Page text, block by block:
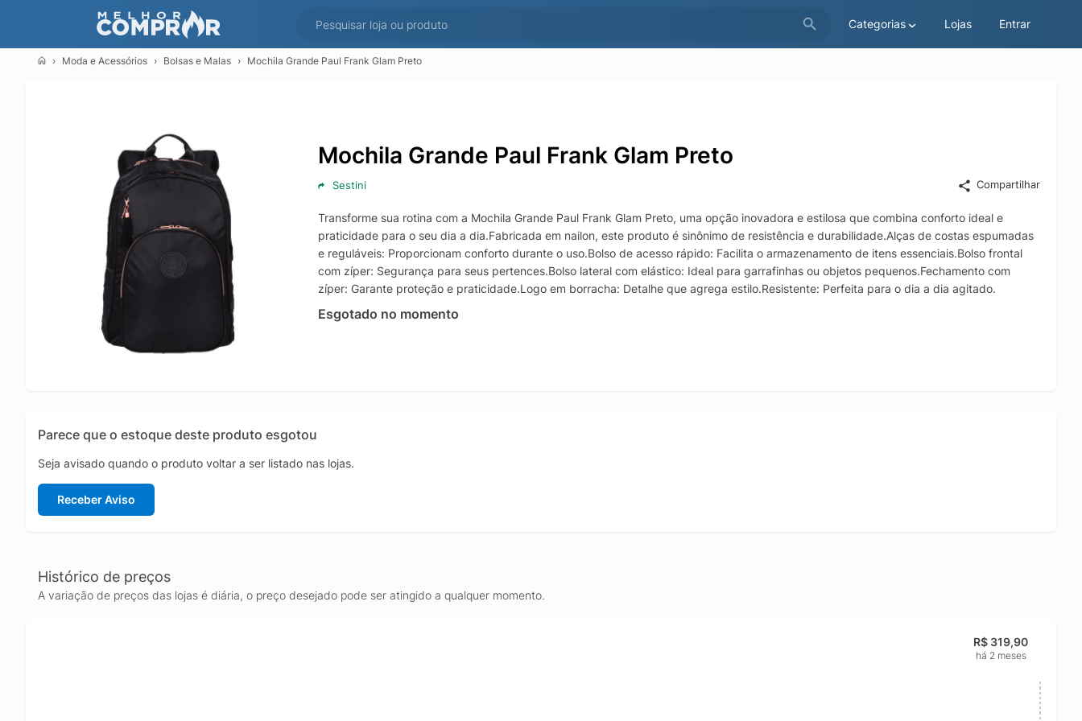
Categorias Lojas Entrar
Moda e Acessórios Bolsas e Malas Mochila Grande Paul Frank Glam Preto
Mochila Grande Paul Frank Glam Preto
Sestini Compartilhar
Transforme sua rotina com a Mochila Grande Paul Frank Glam Preto, uma opção inovadora e estilosa que combina conforto ideal e
praticidade para o seu dia a dia.Fabricada em nailon, este produto é sinônimo de resistência e durabilidade.Alças de costas espumadas
e reguláveis: Proporcionam conforto durante o uso.Bolso de acesso rápido: Facilita o armazenamento de itens essenciais.Bolso frontal
com zíper: Segurança para seus pertences.Bolso lateral com elástico: Ideal para garrafinhas ou objetos pequenos.Fechamento com
zíper: Garante proteção e praticidade.Logo em borracha: Detalhe que agrega estilo.Resistente: Perfeita para o dia a dia agitado.
Esgotado no momento
Parece que o estoque deste produto esgotou
Seja avisado quando o produto voltar a ser listado nas lojas.
Receber Aviso
Histórico de preços
A variação de preços das lojas é diária, o preço desejado pode ser atingido a qualquer momento.
R$ 319,90
há 2 meses